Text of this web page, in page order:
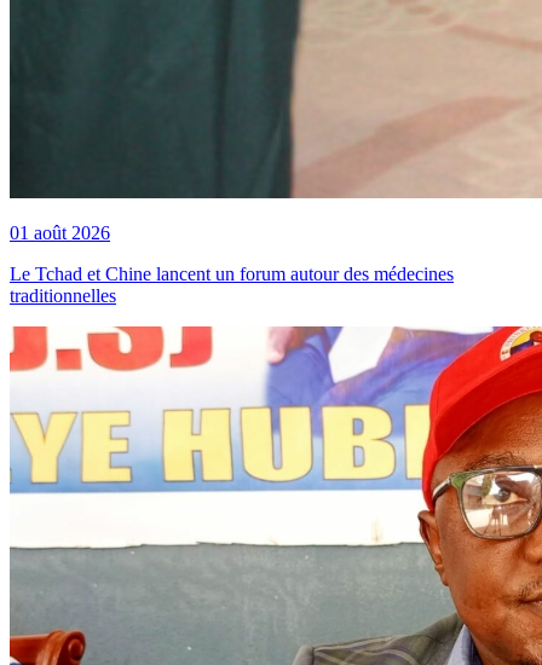
01 août 2026
Le Tchad et Chine lancent un forum autour des médecines
traditionnelles